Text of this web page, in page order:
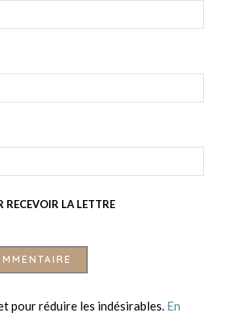
RECEVOIR LA LETTRE
pour réduire les indésirables. En